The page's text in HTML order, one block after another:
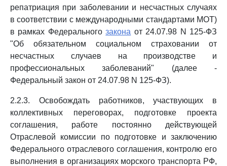
репатриация при заболевании и несчастных случаях
в соответствии с международными стандартами МОТ)
в рамках Федеральногозакона от 24.07.98 N 125-ФЗ
"Об обязательном социальном страховании от
несчастных случаев на производстве и
профессиональных заболеваний" (далее -
Федеральный закон от 24.07.98 N 125-ФЗ).
2.2.3. Освобождать работников, участвующих в
коллективных переговорах, подготовке проекта
соглашения, работе постоянно действующей
Отраслевой комиссии по подготовке и заключению
Федерального отраслевого соглашения, контролю его
выполнения в организациях морского транспорта РФ,